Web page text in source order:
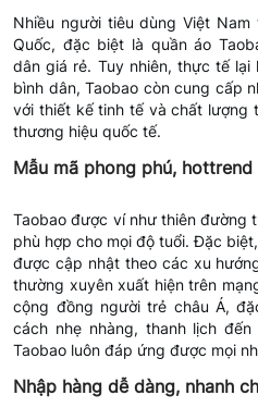
Nhiều người tiêu dùng Việt
Quốc, đặc biệt là quần áo
dân giá rẻ. Tuy nhiên, thực tế
bình dân, Taobao còn cung cấp
với thiết kế tinh tế và chất lượng
thương hiệu quốc tế.
Mẫu mã phong phú, hottrend
Taobao được ví như thiên đường
phù hợp cho mọi độ tuổi. Đặc
được cập nhật theo các xu
thường xuyên xuất hiện trên
cộng đồng người trẻ châu Á,
cách nhẹ nhàng, thanh lịch
Taobao luôn đáp ứng được mọi
Nhập hàng dễ dàng, nhanh